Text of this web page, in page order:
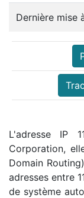
Dernière mise
L'adresse IP
Corporation,
Domain
adresses entre
de système